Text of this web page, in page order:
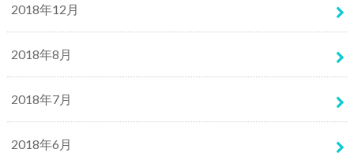
2018年12月
2018年8月
2018年7月
2018年6月